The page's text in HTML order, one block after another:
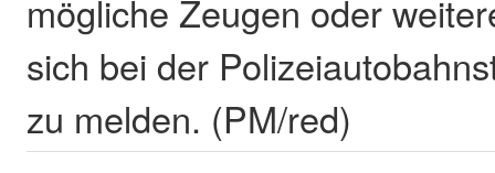
mögliche Zeugen oder
sich bei der
zu melden. (PM/red)